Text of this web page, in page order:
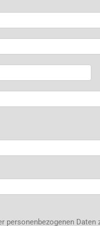
Daten